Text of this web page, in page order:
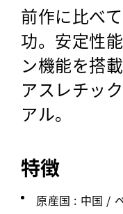
前作に比べ
功。安定性
ン機能を搭
アスレチッ
アル。
特徴
原産国 : 中国 /